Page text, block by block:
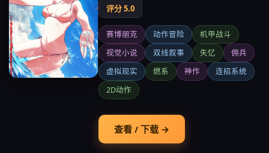
评分 5.0
赛博朋克 动作冒险
机甲战斗
视觉小说
双线叙事 失忆
佣兵
虚拟现实
燃系 神作
连招系统
2D动作
查看 / 下载 →